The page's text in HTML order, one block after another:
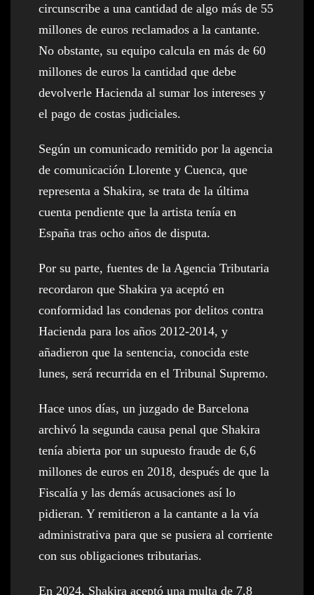
circunscribe a una cantidad de algo más de 55
millones de euros reclamados a la cantante.
No obstante, su equipo calcula en más de 60
millones de euros la cantidad que debe
devolverle Hacienda al sumar los intereses y
el pago de costas judiciales.
Según un comunicado remitido por la agencia
de comunicación Llorente y Cuenca, que
representa a Shakira, se trata de la última
cuenta pendiente que la artista tenía en
España tras ocho años de disputa.
Por su parte, fuentes de la Agencia Tributaria
recordaron que Shakira ya aceptó en
conformidad las condenas por delitos contra
Hacienda para los años 2012-2014, y
añadieron que la sentencia, conocida este
lunes, será recurrida en el Tribunal Supremo.
Hace unos días, un juzgado de Barcelona
archivó la segunda causa penal que Shakira
tenía abierta por un supuesto fraude de 6,6
millones de euros en 2018, después de que la
Fiscalía y las demás acusaciones así lo
pidieran. Y remitieron a la cantante a la vía
administrativa para que se pusiera al corriente
con sus obligaciones tributarias.
En 2024, Shakira aceptó una multa de 7,8